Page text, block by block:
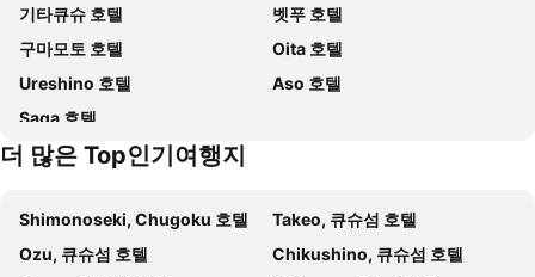
더 건지 호텔 & 리조트
Ryoriryokan Turuya (Ryokan)
Kuju Aid Station
Kuju Flower Park Camping Resort Hana To Hoshi
Miharashinoyado Fronden
Seitenkaku
Roi
Resonate Club Shape - Vacation STAY 60135v
기타큐슈 호텔
벳푸 호텔
구마모토 호텔
Oita 호텔
Ureshino 호텔
Aso 호텔
Saga 호텔
더 많은 Top인기여행지
Shimonoseki, Chugoku 호텔
Takeo, 큐슈섬 호텔
Ozu, 큐슈섬 호텔
Chikushino, 큐슈섬 호텔